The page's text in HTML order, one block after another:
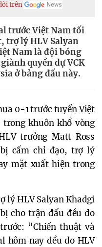
trên
trước Việt Nam tối
trợ lý HLV Salyan
Nam là đội bóng
quyền dự VCK
ở bảng đấu này.
0-1 trước tuyển Việt
khuôn khổ vòng
trưởng Matt Ross
cấm chỉ đạo, trợ lý
mặt xuất hiện trong
lý HLV Salyan Khadgi
cho trận đấu đều do
“Chiến thuật và
hôm nay đều do HLV